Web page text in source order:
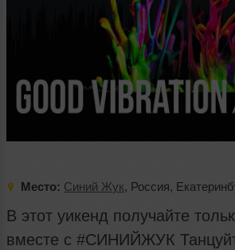
Место: Синий Жук, Россия,
В этот уикенд получайте
вместе с #СИНИЙЖУК